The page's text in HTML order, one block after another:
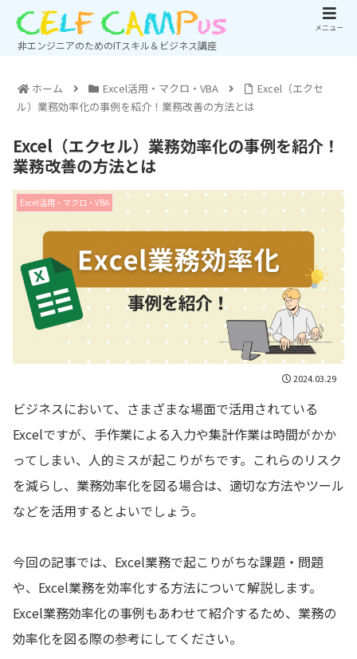
非エンジニアのためのITスキル＆ビジネス講座
ホーム Excel活用・マクロ・VBA
Excel（エクセ
ル）業務効率化の事例を紹介！業務改善の方法とは
Excel（エクセル）業務効率化の事例を紹介！
業務改善の方法とは
Excel活用・マクロ・VBA
2024.03.29
ビジネスにおいて、さまざまな場面で活用されている
Excelですが、手作業による入力や集計作業は時間がかか
ってしまい、人的ミスが起こりがちです。これらのリスク
を減らし、業務効率化を図る場合は、適切な方法やツール
などを活用するとよいでしょう。
今回の記事では、Excel業務で起こりがちな課題・問題
や、Excel業務を効率化する方法について解説します。
Excel業務効率化の事例もあわせて紹介するため、業務の
効率化を図る際の参考にしてください。
メニュー